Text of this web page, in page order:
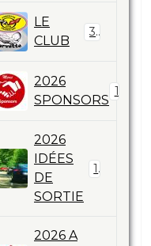
LE
CLUB
3
2026
SPONSORS
17
2026
IDÉES
DE
SORTIE
1
2026 A